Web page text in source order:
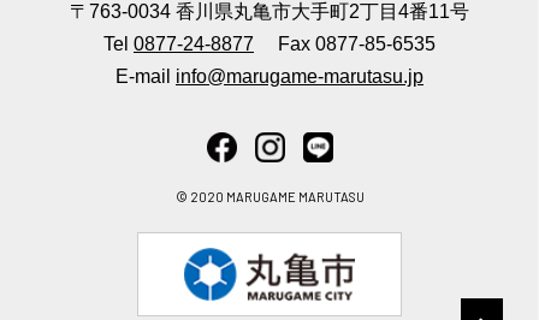
〒763-0034 香川県丸亀市大手町2丁目4番11号
Tel 0877-24-8877
Fax 0877-85-6535
E-mail info@marugame-marutasu.jp
© 2020 MARUGAME MARUTASU